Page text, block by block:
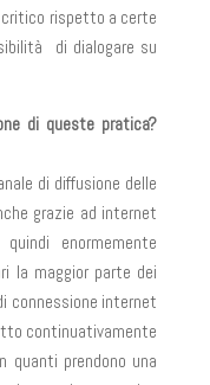
critico rispetto a certe
di dialogare su
di queste pratica?
di diffusione delle
grazie ad internet
enormemente
la maggior parte dei
connessione internet
continuativamente
quanti prendono una